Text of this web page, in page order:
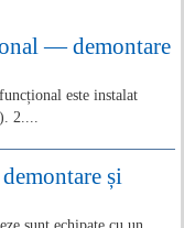
— demontare
este instalat
2....
și